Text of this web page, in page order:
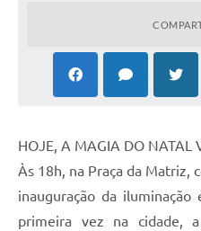
HOJE, A MAGIA DO NATAL
Às 18h, na Praça da Matriz,
inauguração da
primeira vez na cidade,